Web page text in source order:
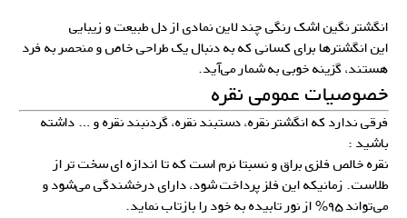
انگشتر نگین اشک رنگی چند لاین نمادی از دل طبیعت و زیبایی
این انگشترها برای کسانی که به دنبال یک طراحی خاص و منحصر به فرد
هستند، گزینه خوبی به شمار می‌آید.
خصوصیات عمومی نقره
فرقی ندارد که انگشتر نقره، دستبند نقره، گردنبند نقره و … داشته
باشید :
نقره خالص فلزی براق و نسبتا نرم است که تا اندازه ای سخت تر از
طلاست. زمانیکه این فلز پرداخت شود، دارای درخشندگی می‌شود و
می‌تواند ۹۵% از نور تابیده به خود را بازتاب نماید.